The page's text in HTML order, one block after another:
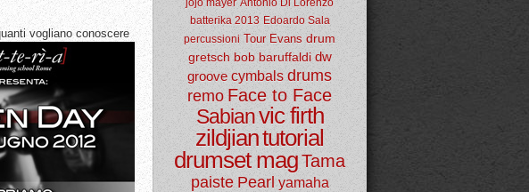
vogliano conoscere
jojo mayer Antonio Di Lorenzo
batterika 2013 Edoardo Sala
percussioni Tour Evans drum
gretsch bob baruffaldi dw
groove cymbals drums
remo Face to Face
Sabianvic firth
zildjiantutorial
drumset magTama
paiste Pearl yamaha